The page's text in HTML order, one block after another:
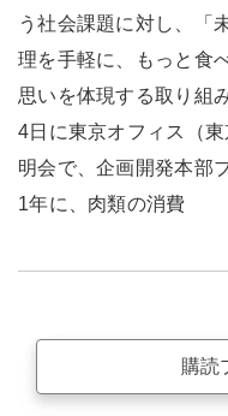
う社会課題に対し、「
理を手軽に、もっと食
思いを体現する取り組
4日に東京オフィス（
明会で、企画開発本部
1年に、肉類の消費
購読